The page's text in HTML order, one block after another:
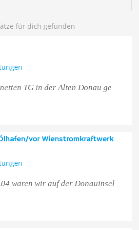
für dich gefunden
TG in der Alten Donau ge
vor Wienstromkraftwerk
waren wir auf der Donauinsel